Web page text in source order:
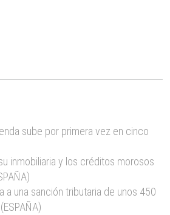
sube por primera vez en cinco
inmobiliaria y los créditos morosos
a una sanción tributaria de unos 450